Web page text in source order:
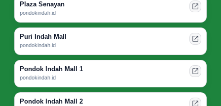
Plaza Senayan
pondokindah.id
Puri Indah Mall
pondokindah.id
Pondok Indah Mall 1
pondokindah.id
Pondok Indah Mall 2